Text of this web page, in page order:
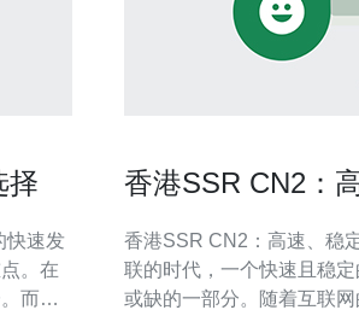
择
。在
而香
香港SSR CN2：
香港SSR CN2：高速、稳定的网络
联的时代，一个快速且稳
或缺的一部分。随着互联